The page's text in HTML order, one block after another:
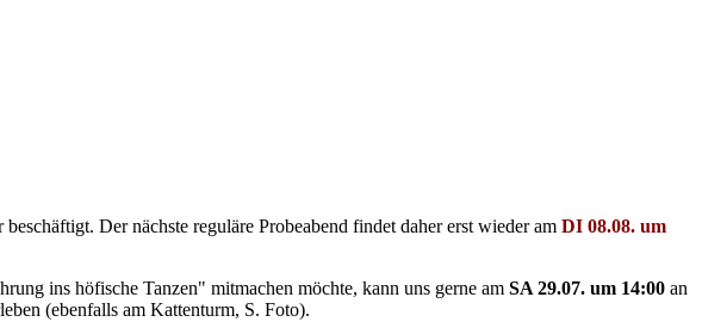
beschäftigt. Der nächste reguläre Probeabend findet daher erst wieder amDI 08.08. um
ins höfische Tanzen" mitmachen möchte, kann uns gerne am SA 29.07. um 14:00 an
(ebenfalls am Kattenturm, S. Foto).